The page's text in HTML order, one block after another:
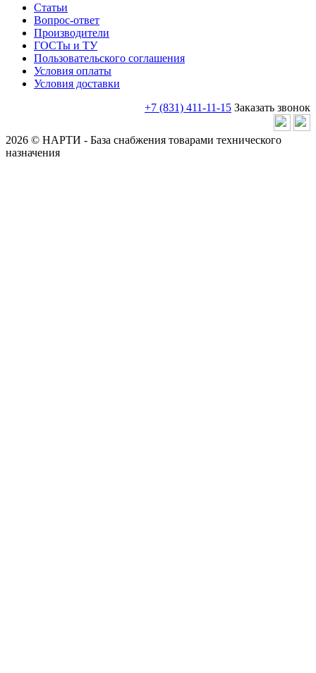
Статьи
Вопрос-ответ
Производители
ГОСТы и ТУ
Пользовательского соглашения
Условия оплаты
Условия доставки
+7 (831) 411-11-15 Заказать звонок
2026 © НАРТИ - База снабжения товарами технического
назначения